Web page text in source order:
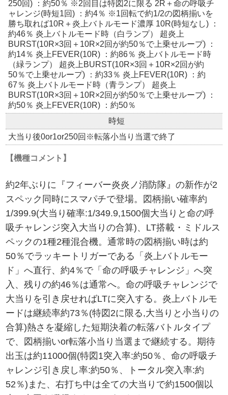
250回) ：約50％ ※2回目は特図2に限る 2R＋命の呼吸チ
ャレンジ(時短1回) ：約4％ ※1回転で約1/2の図柄揃いを
勝ち取れば10R＋炎上バトルモード濃厚 10R(時短なし) ：
約46％ 炎上バトルモード時（白ランプ） 超炎上
BURST(10R×3回＋10R×2回が約50％で上乗せループ) ：
約14％ 炎上FEVER(10R) ：約86％ 炎上バトルモード時
（緑ランプ） 超炎上BURST(10R×3回＋10R×2回が約
50％で上乗せループ) ：約33％ 炎上FEVER(10R) ：約
67％ 炎上バトルモード時（青ランプ） 超炎上
BURST(10R×3回＋10R×2回が約50％で上乗せループ) ：
約50％ 炎上FEVER(10R) ：約50％
時短
大当り後0or1or250回※転落小当り当選で終了
【機種コメント】
約2年ぶりに『フィーバー炎炎ノ消防隊』の新作が2
スペック同時にスマパチで登場。図柄揃い確率約
1/399.9(大当り確率:1/349.9,1500個大当りと命の呼
吸チャレンジ突入大当りの合算)、LT搭載・ミドルス
ペックの1種2種混合機。通常時の図柄揃い時は約
50％でラッキートリガーである「炎上バトルモー
ド」へ直行、約4％で「命の呼吸チャレンジ」へ突
入、残りの約46％は通常へ。命の呼吸チャレンジで
大当りを引き戻せればLTに突入する。炎上バトルモ
ードは継続率約73％(特図2に限る,大当りと小当りの
合算)熱さを凝縮した短期決着の転落バトルタイプ
で、図柄揃いor転落小当り当選まで継続する。期待
出玉は約11000個(特図1突入率:約50％、命の呼吸チ
ャレンジ引き戻し率:約50％、トータル突入率:約
52％)また、右打ち中は全ての大当りで約1500個以